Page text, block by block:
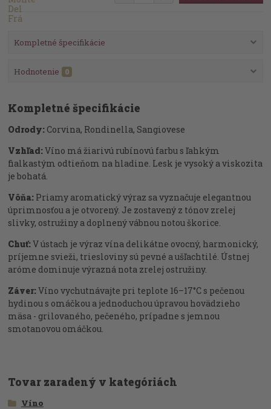
Kompletné špecifikácie
Hodnotenie 0
Kompletné špecifikácie
Odrody: Corvina, Rondinella, Sangiovese
Vzhľad:Víno má žiarivú rubínovú farbu s ľahkým
fialkastým odtieňom na hladine. Lesk je vysoký a viskozita
je bohatá.
Vôňa: Priamy aromatický výraz sa vyznačuje elegantnou
úprimnosťou a je otvorený. Je zostavený z tónov zrelej
slivky, ostružiny a doplnený vábnou notou škorice.
Chuť:V ústach je výraz vína delikátne ovocný, harmonický,
príjemne svieži, triesloviny sú pevné a ušľachtilé. Ústnej
aróme dominuje výrazná nota zrelej ostružiny.
Záver:Víno vychutnávajte pri teplote 16–17°C s pečenou
hydinou s omáčkou a jednoduchou úpravou hovädzieho
mäsa - grilovaného, pečeného, prípadne s jemnou
smotanovou omáčkou.
Tovar zaradený v kategóriách
Víno